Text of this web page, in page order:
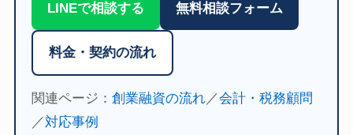
LINEで相談する 無料相談フォーム
料金・契約の流れ
関連ページ： 創業融資の流れ／会計・税務顧問
／対応事例